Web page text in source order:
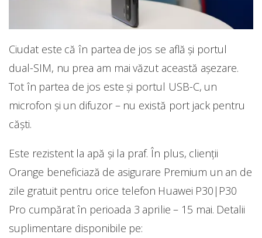
Ciudat este că în partea de jos se află și portul
dual-SIM, nu prea am mai văzut această așezare.
Tot în partea de jos este și portul USB-C, un
microfon și un difuzor – nu există port jack pentru
căști.
Este rezistent la apă și la praf. În plus, clienții
Orange beneficiază de asigurare Premium un an de
zile gratuit pentru orice telefon Huawei P30|P30
Pro cumpărat în perioada 3 aprilie – 15 mai. Detalii
suplimentare disponibile pe: